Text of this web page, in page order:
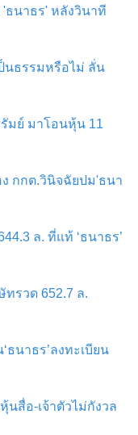
ธนาธร' หลังวินาที
นธรรมหรือไม่ ลั่น
มย์ มาโอนหุ้น 11
กกต.วินิจฉัยปม'ธนา
ล. ที่แท้ ‘ธนาธร’
ทรวด 652.7 ล.
นาธร’ลงทะเบียน
นสื่อ-เจ้าตัวไม่กังวล